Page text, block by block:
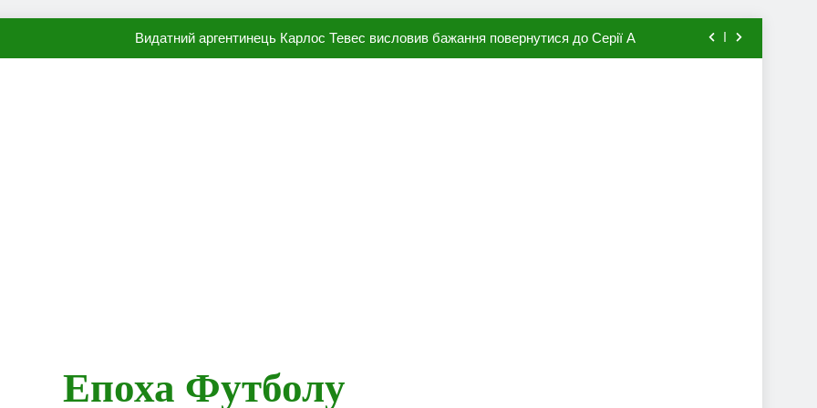
Видатний аргентинець Карлос Тевес висловив бажання повернутися до Серії А
Епоха Футболу